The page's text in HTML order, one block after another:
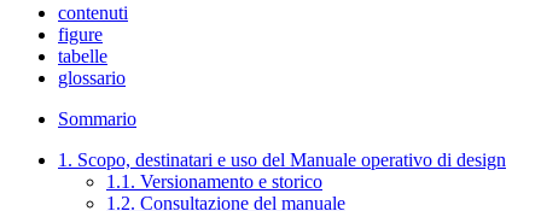
contenuti
figure
tabelle
glossario
Sommario
1. Scopo, destinatari e uso del Manuale operativo di design
1.1. Versionamento e storico
1.2. Consultazione del manuale